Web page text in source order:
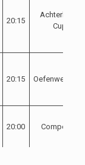
20:15
Achterhoek
Cup
20:15
20:00 Competitie